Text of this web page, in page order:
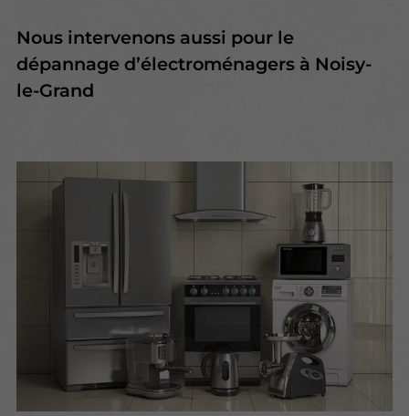
Nous intervenons aussi pour le
dépannage d’électroménagers à Noisy-
le-Grand